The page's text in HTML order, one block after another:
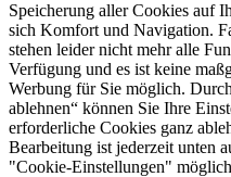
Speicherung aller Cookies auf
sich Komfort und Navigation.
stehen leider nicht mehr alle
Verfügung und es ist keine
Werbung für Sie möglich.
ablehnen“ können Sie Ihre
erforderliche Cookies ganz
Bearbeitung ist jederzeit unten
"Cookie-Einstellungen"